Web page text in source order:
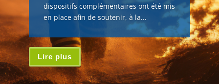
dispositifs complémentaires ont été mis
en place afin de soutenir, à la...
Lire plus